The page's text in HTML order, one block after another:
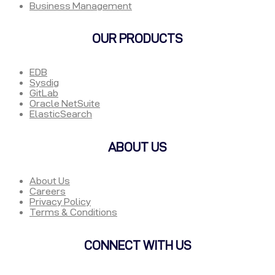
Business Management
OUR PRODUCTS
EDB
Sysdig
GitLab
Oracle NetSuite
ElasticSearch
ABOUT US
About Us
Careers
Privacy Policy
Terms & Conditions
CONNECT WITH US